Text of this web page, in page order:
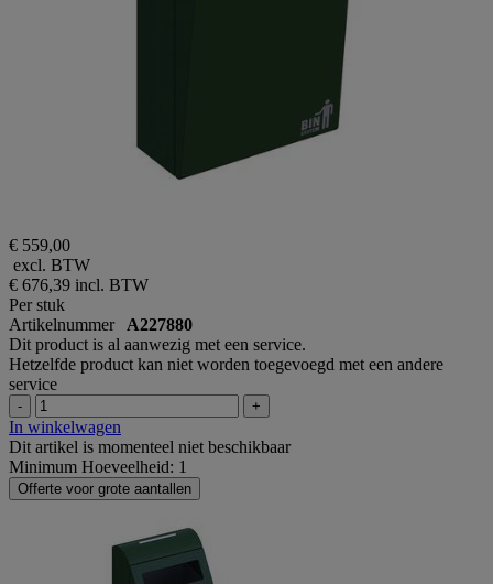
€ 559,00
excl. BTW
€ 676,39 incl. BTW
Per stuk
Artikelnummer A227880
Dit product is al aanwezig met een service.
Hetzelfde product kan niet worden toegevoegd met een andere
service
- +
In winkelwagen
Dit artikel is momenteel niet beschikbaar
Minimum Hoeveelheid: 1
Offerte voor grote aantallen